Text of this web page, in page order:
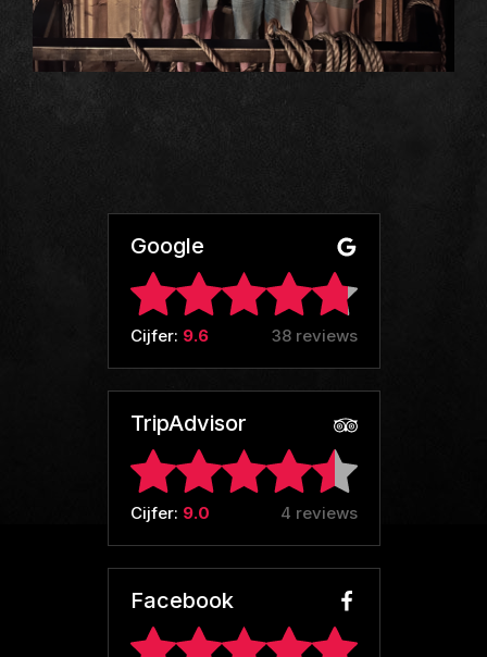
Google
Cijfer: 9.6 38 reviews
TripAdvisor
Cijfer: 9.0 4 reviews
Facebook